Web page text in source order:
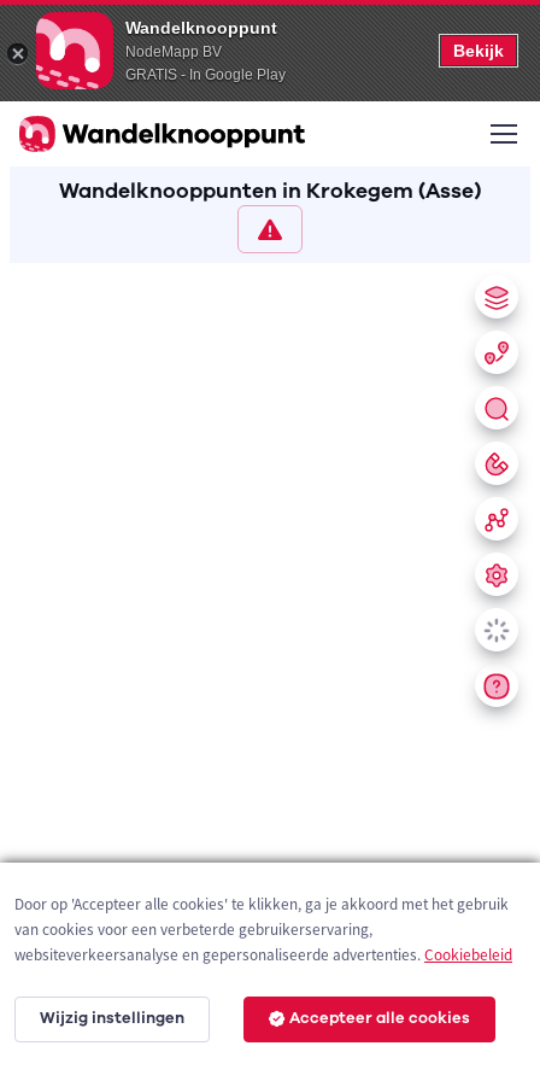
Wandelknooppunt
NodeMapp BV
GRATIS - In Google Play
Bekijk
Wandelknooppunten in Krokegem (Asse)
200 m
Door op 'Accepteer alle cookies' te klikken, ga je akkoord met het gebruik
van cookies voor een verbeterde gebruikerservaring,
websiteverkeersanalyse en gepersonaliseerde advertenties.Cookiebeleid
Wijzig instellingen Accepteer alle cookies